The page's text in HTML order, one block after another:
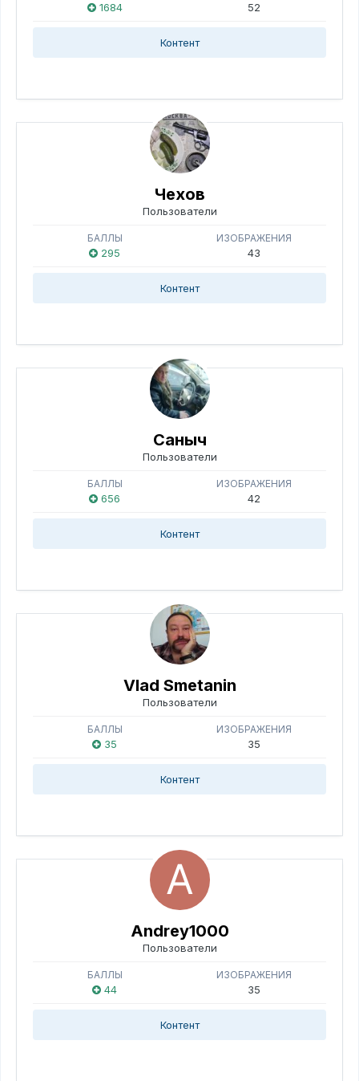
1684 52
Контент
Чехов
Пользователи
БАЛЛЫ
295
ИЗОБРАЖЕНИЯ
43
Контент
Саныч
Пользователи
БАЛЛЫ
656
ИЗОБРАЖЕНИЯ
42
Контент
Vlad Smetanin
Пользователи
БАЛЛЫ
35
ИЗОБРАЖЕНИЯ
35
Контент
Andrey1000
Пользователи
БАЛЛЫ
44
ИЗОБРАЖЕНИЯ
35
Контент